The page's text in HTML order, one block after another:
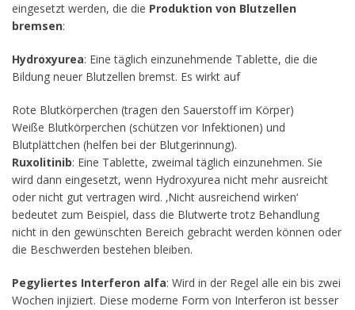
eingesetzt werden, die die Produktion von Blutzellen
bremsen:
Hydroxyurea: Eine täglich einzunehmende Tablette, die die
Bildung neuer Blutzellen bremst. Es wirkt auf
Rote Blutkörperchen (tragen den Sauerstoff im Körper)
Weiße Blutkörperchen (schützen vor Infektionen) und
Blutplättchen (helfen bei der Blutgerinnung).
Ruxolitinib: Eine Tablette, zweimal täglich einzunehmen. Sie
wird dann eingesetzt, wenn Hydroxyurea nicht mehr ausreicht
oder nicht gut vertragen wird. ‚Nicht ausreichend wirken‘
bedeutet zum Beispiel, dass die Blutwerte trotz Behandlung
nicht in den gewünschten Bereich gebracht werden können oder
die Beschwerden bestehen bleiben.
Pegyliertes Interferon alfa: Wird in der Regel alle ein bis zwei
Wochen injiziert. Diese moderne Form von Interferon ist besser